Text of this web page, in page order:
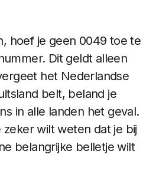
hoef je geen 0049 toe te
Dit geldt alleen
het Nederlandse
belt, beland je
in alle landen het geval.
zeker wilt weten dat je bij
belangrijke belletje wilt